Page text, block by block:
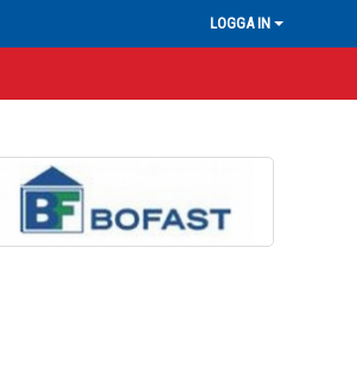
LOGGA IN